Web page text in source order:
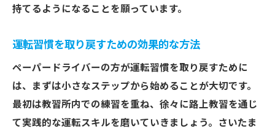
持てるようになることを願っています。
運転習慣を取り戻すための効果的な方法
ペーパードライバーの方が運転習慣を取り戻すために
は、まずは小さなステップから始めることが大切です。
最初は教習所内での練習を重ね、徐々に路上教習を通じ
て実践的な運転スキルを磨いていきましょう。さいたま